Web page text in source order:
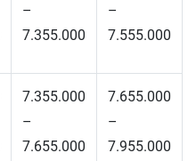
–
7.355.000
–
7.555.000
7.355.000
–
7.655.000
7.655.000
–
7.955.000